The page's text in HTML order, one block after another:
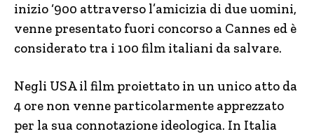
inizio ‘900 attraverso l’amicizia di due uomini,
venne presentato fuori concorso a Cannes ed è
considerato tra i 100 film italiani da salvare.
Negli USA il film proiettato in un unico atto da
4 ore non venne particolarmente apprezzato
per la sua connotazione ideologica. In Italia